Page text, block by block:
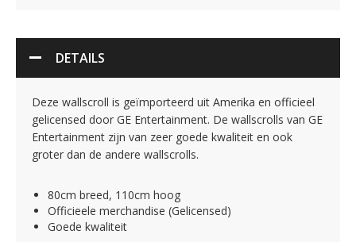
DETAILS
Deze wallscroll is geïmporteerd uit Amerika en officieel
gelicensed door GE Entertainment. De wallscrolls van GE
Entertainment zijn van zeer goede kwaliteit en ook
groter dan de andere wallscrolls.
80cm breed, 110cm hoog
Officieele merchandise (Gelicensed)
Goede kwaliteit